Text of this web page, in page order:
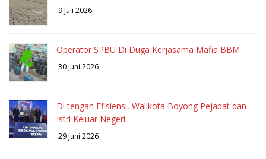
9 Juli 2026
Operator SPBU Di Duga Kerjasama Mafia BBM
30 Juni 2026
Di tengah Efisiensi, Walikota Boyong Pejabat dan
Istri Keluar Negeri
29 Juni 2026